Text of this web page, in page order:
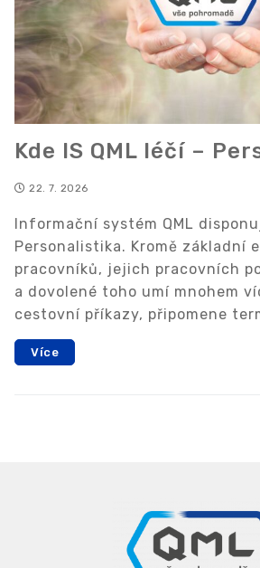
Kde IS QML léčí –
22. 7. 2026
Informační systém QML
Personalistika. Kromě základní
pracovníků, jejich pracovních
a dovolené toho umí mnohem
cestovní příkazy, připomene
Více